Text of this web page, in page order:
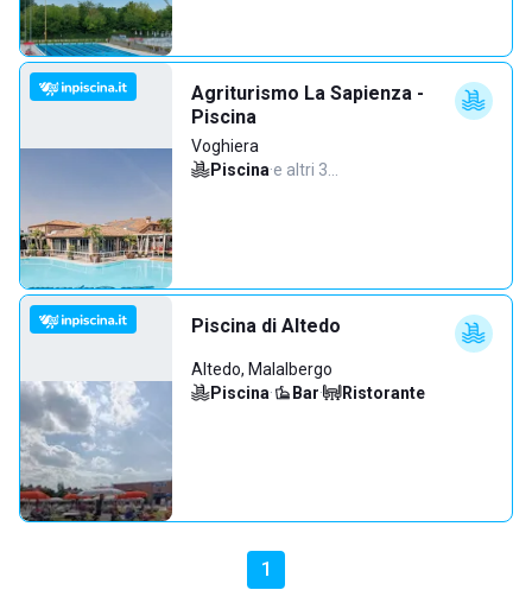
Agriturismo La Sapienza -
Piscina
Voghiera
Piscina·e altri 3…
Piscina di Altedo
Altedo, Malalbergo
Piscina· Bar· Ristorante
1